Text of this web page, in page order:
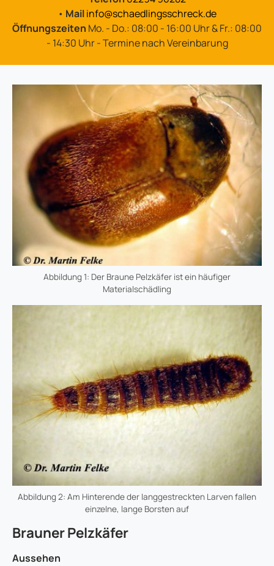
• Mailinfo@schaedlingsschreck.de
Öffnungszeiten Mo. - Do.: 08:00 - 16:00 Uhr & Fr.: 08:00
- 14:30 Uhr - Termine nach Vereinbarung
Abbildung 1: Der Braune Pelzkäfer ist ein häufiger
Materialschädling
Abbildung 2: Am Hinterende der langgestreckten Larven fallen
einzelne, lange Borsten auf
Brauner Pelzkäfer
Aussehen